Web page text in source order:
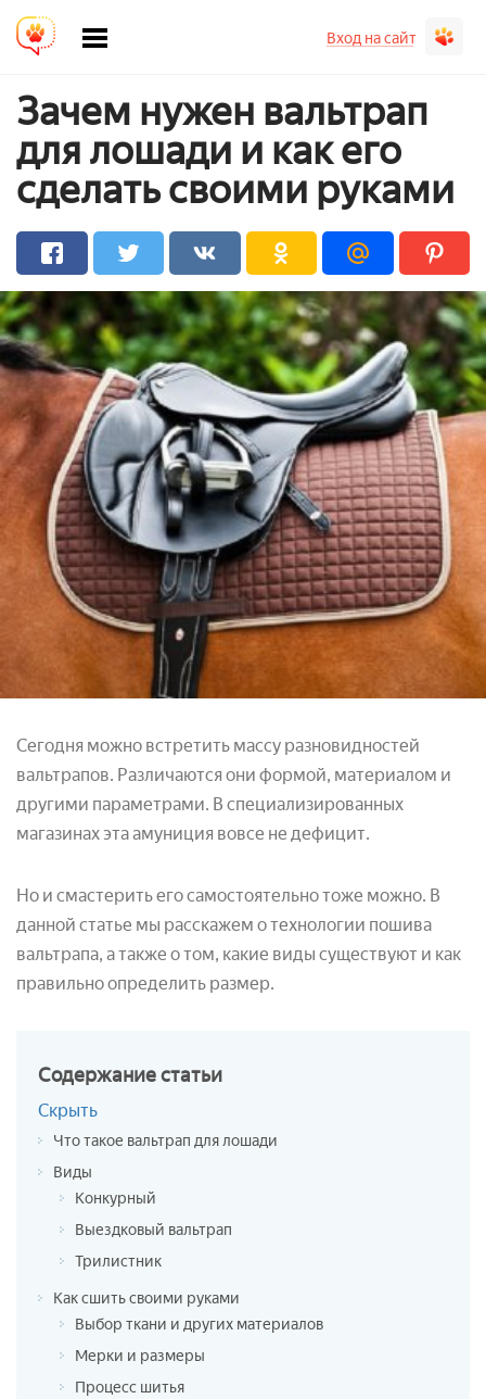
Вход на сайт
Зачем нужен вальтрап
для лошади и как его
сделать своими руками
Сегодня можно встретить массу разновидностей
вальтрапов. Различаются они формой, материалом и
другими параметрами. В специализированных
магазинах эта амуниция вовсе не дефицит.
Но и смастерить его самостоятельно тоже можно. В
данной статье мы расскажем о технологии пошива
вальтрапа, а также о том, какие виды существуют и как
правильно определить размер.
Содержаниестатьи
Скрыть
Что такое вальтрап для лошади
Виды
Конкурный
Выездковый вальтрап
Трилистник
Как сшить своими руками
Выбор ткани и других материалов
Мерки и размеры
Процесс шитья